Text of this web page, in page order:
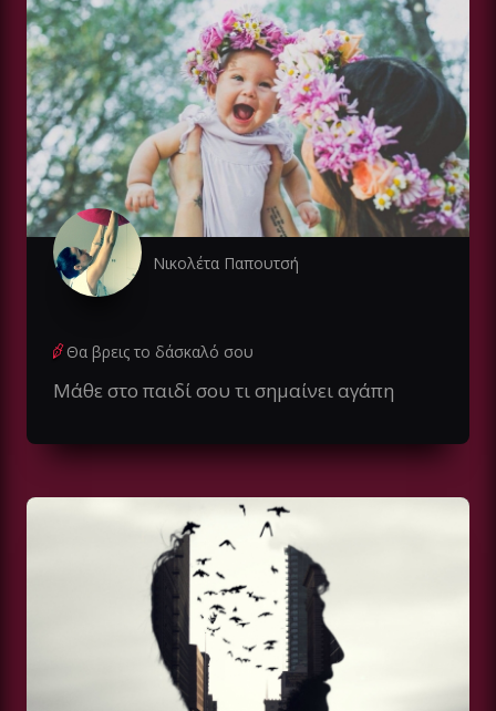
Νικολέτα Παπουτσή
Θα βρεις το δάσκαλό σου
Μάθε στο παιδί σου τι σημαίνει αγάπη